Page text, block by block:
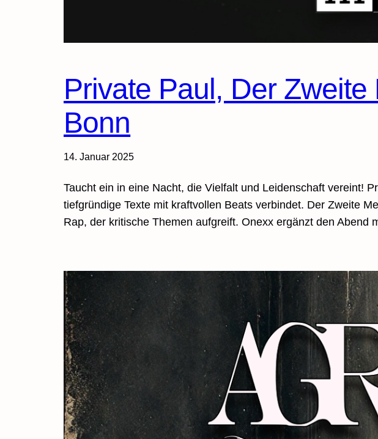
Private Paul, Der
Bonn
14. Januar 2025
Taucht ein in eine Nacht, die Vielfalt und Leidenschaft vereint!
tiefgründige Texte mit kraftvollen Beats verbindet. Der Zweite
Rap, der kritische Themen aufgreift. Onexx ergänzt den